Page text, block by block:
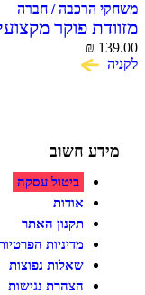
/ חברה
₪
חשוב
ביטול עסקה
תקנון האתר
מדיניות הפרטיות
שאלות נפוצות
הצהרת נגישות